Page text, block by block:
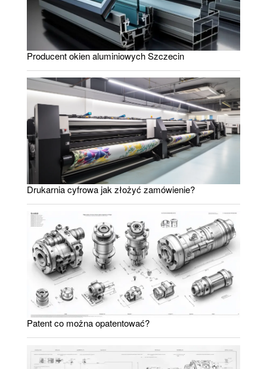
Producent okien aluminiowych Szczecin
Drukarnia cyfrowa jak złożyć zamówienie?
Patent co można opatentować?